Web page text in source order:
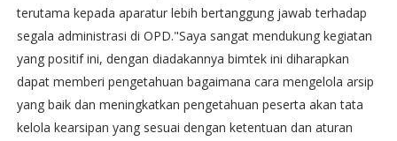
terutama kepada aparatur lebih bertanggung jawab terhadap
segala administrasi di OPD."Saya sangat mendukung kegiatan
yang positif ini, dengan diadakannya bimtek ini diharapkan
dapat memberi pengetahuan bagaimana cara mengelola arsip
yang baik dan meningkatkan pengetahuan peserta akan tata
kelola kearsipan yang sesuai dengan ketentuan dan aturan